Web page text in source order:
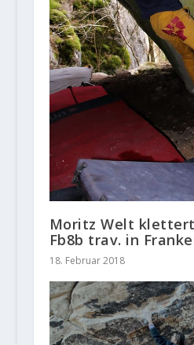
Moritz Welt
Fb8b trav. in
18. Februar 2018